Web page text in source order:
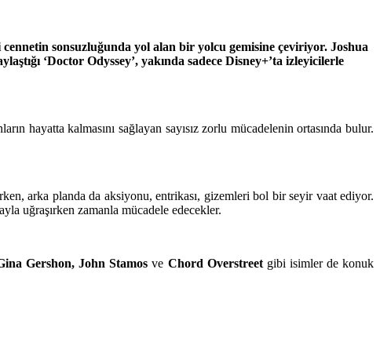
sonsuzluğunda yol alan bir yolcu gemisine çeviriyor. Joshua
‘Doctor Odyssey’, yakında sadece Disney+’ta izleyicilerle
hayatta kalmasını sağlayan sayısız zorlu mücadelenin ortasında bulur.
arka planda da aksiyonu, entrikası, gizemleri bol bir seyir vaat ediyor.
uğraşırken zamanla mücadele edecekler.
Gershon, John Stamosve Chord Overstreet gibi isimler de konuk